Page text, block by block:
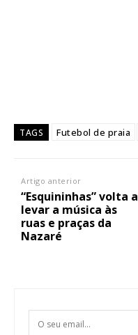
TAGS Futebol de praia
Artigo anterior
“Esquininhas” volta a
levar a música às
ruas e praças da
Nazaré